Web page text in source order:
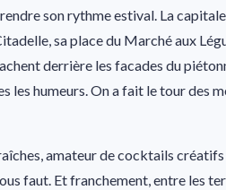
son rythme estival. La
sa place du Marché aux
derrière les facades du
les humeurs. On a fait le tour des
amateur de cocktails
faut. Et franchement, entre les